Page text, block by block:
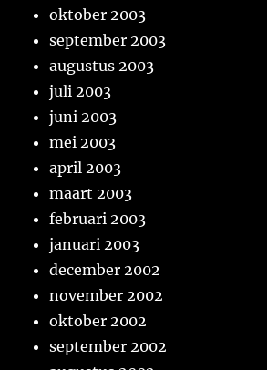
oktober 2003
september 2003
augustus 2003
juli 2003
juni 2003
mei 2003
april 2003
maart 2003
februari 2003
januari 2003
december 2002
november 2002
oktober 2002
september 2002